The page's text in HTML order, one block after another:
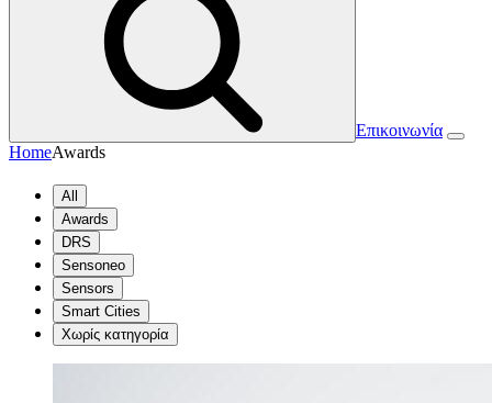
Επικοινωνία
HomeAwards
All
Awards
DRS
Sensoneo
Sensors
Smart Cities
Χωρίς κατηγορία